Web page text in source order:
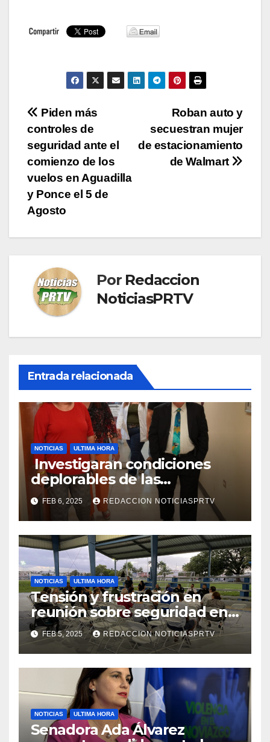
Navegación
de
entradas
Roban auto y
secuestran mujer
de estacionamiento
de Walmart
Piden más
controles de
seguridad ante el
comienzo de los
vuelos en Aguadilla
y Ponce el 5 de
Agosto
Por Redaccion
NoticiasPRTV
Entrada relacionada
NOTICIAS ULTIMA HORA
Investigaran condiciones
deplorables de las
facilidades el Departamento
de la Salud en Mayagüez
FEB 6, 2025 REDACCION NOTICIASPRTV
NOTICIAS ULTIMA HORA
Tensión y frustración en
reunión sobre seguridad en
Reparto Metropolitano
FEB 5, 2025 REDACCION NOTICIASPRTV
NOTICIAS ULTIMA HORA
Senadora Ada Álvarez